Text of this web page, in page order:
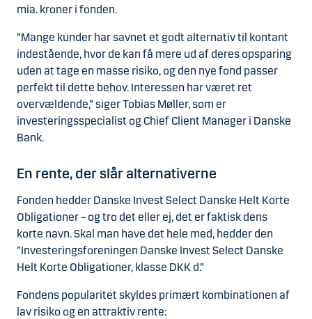
mia. kroner i fonden.
”Mange kunder har savnet et godt alternativ til kontant
indestående, hvor de kan få mere ud af deres opsparing
uden at tage en masse risiko, og den nye fond passer
perfekt til dette behov. Interessen har været ret
overvældende,” siger Tobias Møller, som er
investeringsspecialist og Chief Client Manager i Danske
Bank.
En rente, der slår alternativerne
Fonden hedder Danske Invest Select Danske Helt Korte
Obligationer – og tro det eller ej, det er faktisk dens
korte navn. Skal man have det hele med, hedder den
”Investeringsforeningen Danske Invest Select Danske
Helt Korte Obligationer, klasse DKK d.”
Fondens popularitet skyldes primært kombinationen af
lav risiko og en attraktiv rente: